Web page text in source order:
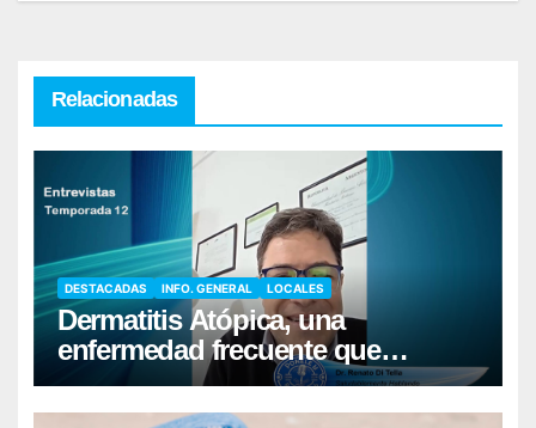
Relacionadas
DESTACADAS INFO. GENERAL LOCALES
Dermatitis Atópica, una
enfermedad frecuente que
requiere cuidados diarios de la
piel